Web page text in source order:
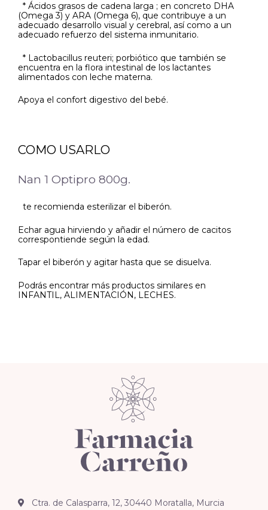
* Ácidos grasos de cadena larga ; en concreto DHA
(Omega 3) y ARA (Omega 6), que contribuye a un
adecuado desarrollo visual y cerebral, así como a un
adecuado refuerzo del sistema inmunitario.
* Lactobacillus reuteri; porbiótico que también se
encuentra en la flora intestinal de los lactantes
alimentados con leche materna.
Apoya el confort digestivo del bebé.
COMO USARLO
Nan 1 Optipro 800g.
te recomienda esterilizar el biberón.
Echar agua hirviendo y añadir el número de cacitos
correspontiende según la edad.
Tapar el biberón y agitar hasta que se disuelva.
Podrás encontrar más productos similares en
INFANTIL, ALIMENTACIÓN, LECHES.
Ctra. de Calasparra, 12, 30440 Moratalla, Murcia